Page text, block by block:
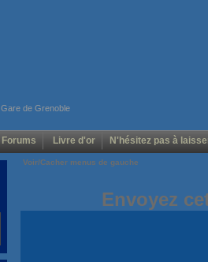
Gare de Grenoble
Forums Livre d'or N'hésitez pas à
Voir/Cacher menus de gauche
Envoyez